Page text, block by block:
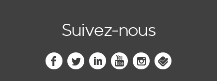
Suivez-nous